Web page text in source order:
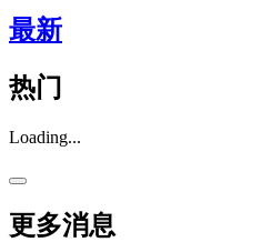
最新
热门
Loading...
更多消息